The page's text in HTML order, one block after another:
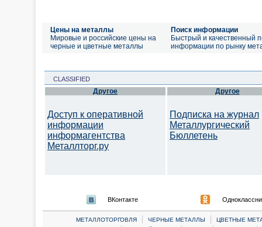
Цены на металлы
Мировые и российские цены на
черные и цветные металлы
Поиск информации
Быстрый и качественный
информации по рынку
CLASSIFIED
Другое
Доступ к оперативной
информации
информагентства
Металлторг.ру
Другое
Подписка на журнал
Металлургический
Бюллетень
ВКонтакте
МЕТАЛЛОТОРГОВЛЯ | ЧЕРНЫЕ МЕТАЛЛЫ | ЦВЕТНЫЕ